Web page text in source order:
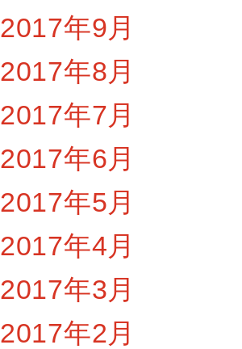
2017年9月
2017年8月
2017年7月
2017年6月
2017年5月
2017年4月
2017年3月
2017年2月